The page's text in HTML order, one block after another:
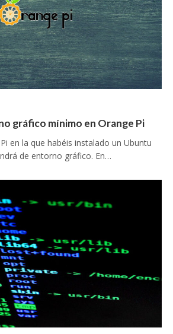
gráfico mínimo en Orange Pi
en la que habéis instalado un Ubuntu
de entorno gráfico. En…